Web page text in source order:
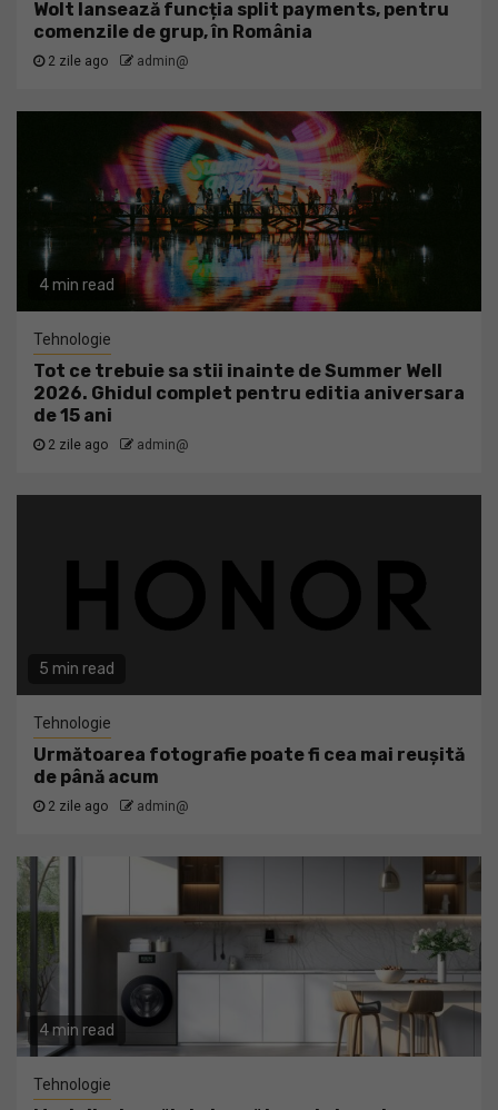
Wolt lansează funcția split payments, pentru
comenzile de grup, în România
2 zile ago admin@
4 min read
Tehnologie
Tot ce trebuie sa stii inainte de Summer Well
2026. Ghidul complet pentru editia aniversara
de 15 ani
2 zile ago admin@
5 min read
Tehnologie
Următoarea fotografie poate fi cea mai reușită
de până acum
2 zile ago admin@
4 min read
Tehnologie